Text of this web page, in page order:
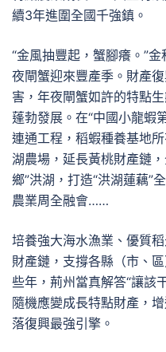
續3年進圍全國千強鎮。
“金風抽豐起，蟹腳癢。”
夜閘蟹迎來豐產季。財產
害，年夜閘蟹如許的特點
蓬勃發展。在“中國小龍蝦
連通工程，稻蝦種養基地
湖農場，延長黃桃財產鏈
鄉”洪湖，打造“洪湖蓮藕”
農業周全融會……
培養強大海水漁業、優質
財產鏈，支撐各縣（市、
些年，荊州當真解答“讓該
隨機應變成長特點財產，
落復興最強引擎。